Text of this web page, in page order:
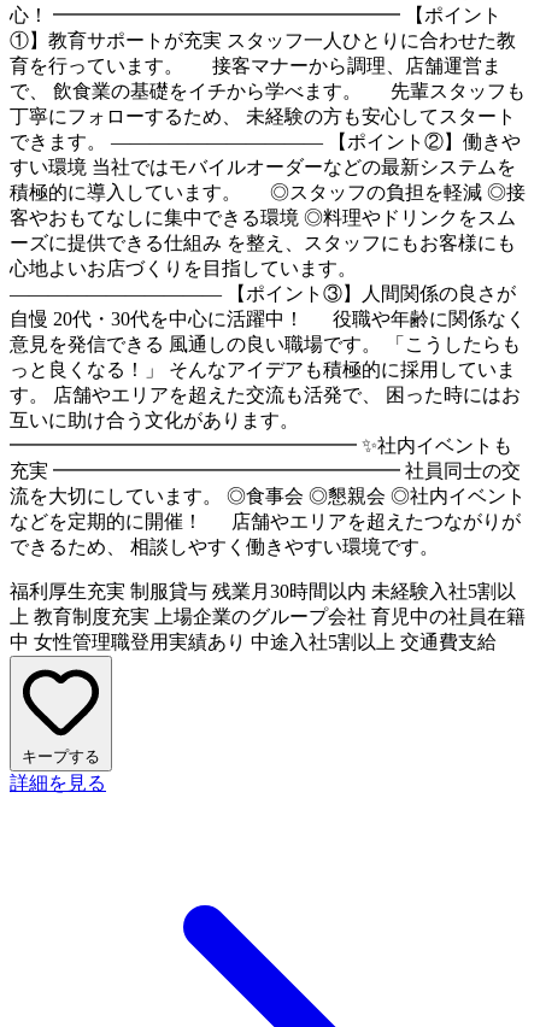
心！ ━━━━━━━━━━━━━━━━━━ 【ポイント
①】教育サポートが充実 スタッフ一人ひとりに合わせた教
育を行っています。 接客マナーから調理、店舗運営ま
で、 飲食業の基礎をイチから学べます。 先輩スタッフも
丁寧にフォローするため、 未経験の方も安心してスタート
できます。 ――――――――――― 【ポイント②】働きや
すい環境 当社ではモバイルオーダーなどの最新システムを
積極的に導入しています。 ◎スタッフの負担を軽減 ◎接
客やおもてなしに集中できる環境 ◎料理やドリンクをスム
ーズに提供できる仕組み を整え、スタッフにもお客様にも
心地よいお店づくりを目指しています。
――――――――――― 【ポイント③】人間関係の良さが
自慢 20代・30代を中心に活躍中！ 役職や年齢に関係なく
意見を発信できる 風通しの良い職場です。 「こうしたらも
っと良くなる！」 そんなアイデアも積極的に採用していま
す。 店舗やエリアを超えた交流も活発で、 困った時にはお
互いに助け合う文化があります。
━━━━━━━━━━━━━━━━━━ ✨社内イベントも
充実 ━━━━━━━━━━━━━━━━━━ 社員同士の交
流を大切にしています。 ◎食事会 ◎懇親会 ◎社内イベント
などを定期的に開催！ 店舗やエリアを超えたつながりが
できるため、 相談しやすく働きやすい環境です。
福利厚生充実 制服貸与 残業月30時間以内 未経験入社5割以
上 教育制度充実 上場企業のグループ会社 育児中の社員在籍
中 女性管理職登用実績あり 中途入社5割以上 交通費支給
キープする
詳細を見る